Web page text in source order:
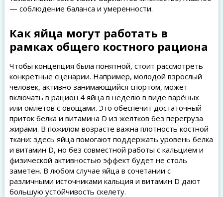
— соблюдение баланса и умеренности.
Как яйца могут работать в
рамках общего костного рациона
Чтобы концепция была понятной, стоит рассмотреть
конкретные сценарии. Например, молодой взрослый
человек, активно занимающийся спортом, может
включать в рацион 4 яйца в неделю в виде варёных
или омлетов с овощами. Это обеспечит достаточный
приток белка и витамина D из желтков без перегруза
жирами. В пожилом возрасте важна плотность костной
ткани: здесь яйца помогают поддержать уровень белка
и витамин D, но без совместной работы с кальцием и
физической активностью эффект будет не столь
заметен. В любом случае яйца в сочетании с
различными источниками кальция и витамин D дают
большую устойчивость скелету.